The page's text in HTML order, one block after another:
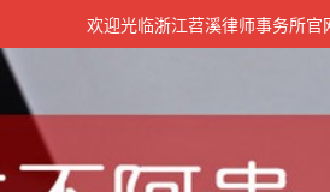
欢迎光临浙江苕溪律师事务所官